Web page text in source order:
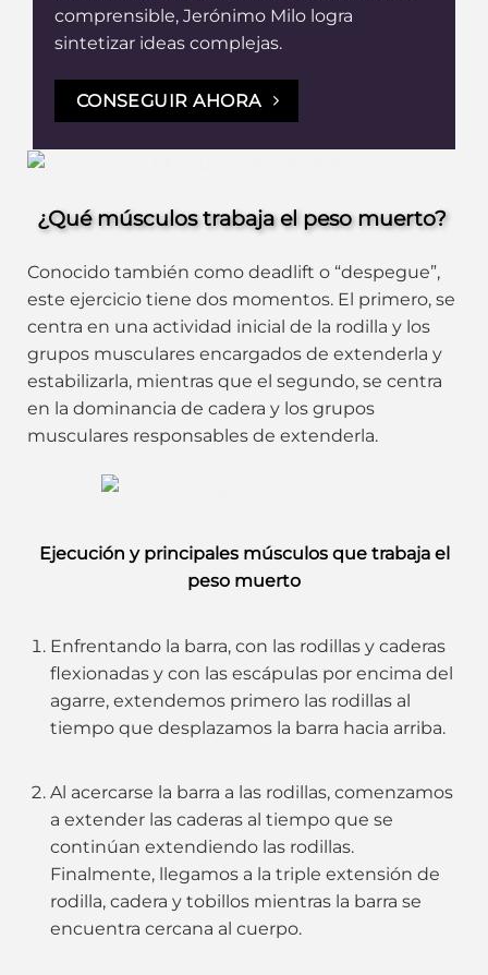
comprensible, Jerónimo Milo logra
sintetizar ideas complejas.
CONSEGUIR AHORA
¿Qué músculos trabaja el peso muerto?
Conocido también como deadlift o “despegue”,
este ejercicio tiene dos momentos. El primero, se
centra en una actividad inicial de la rodilla y los
grupos musculares encargados de extenderla y
estabilizarla, mientras que el segundo, se centra
en la dominancia de cadera y los grupos
musculares responsables de extenderla.
Ejecución y principales músculos que trabaja el
peso muerto
Enfrentando la barra, con las rodillas y caderas
flexionadas y con las escápulas por encima del
agarre, extendemos primero las rodillas al
tiempo que desplazamos la barra hacia arriba.
Al acercarse la barra a las rodillas, comenzamos
a extender las caderas al tiempo que se
continúan extendiendo las rodillas.
Finalmente, llegamos a la triple extensión de
rodilla, cadera y tobillos mientras la barra se
encuentra cercana al cuerpo.